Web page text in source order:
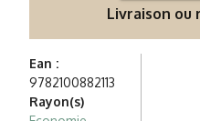
Livraison
Ean :
9782100882113
Rayon(s)